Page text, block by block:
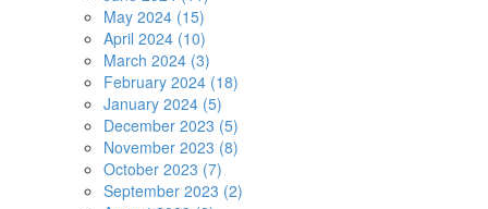
May 2024 (15)
April 2024 (10)
March 2024 (3)
February 2024 (18)
January 2024 (5)
December 2023 (5)
November 2023 (8)
October 2023 (7)
September 2023 (2)